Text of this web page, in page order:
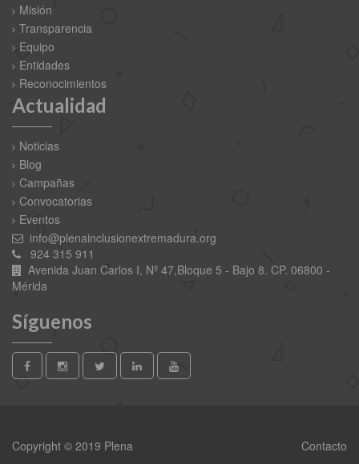
Misión
Transparencia
Equipo
Entidades
Reconocimientos
Actualidad
Noticias
Blog
Campañas
Convocatorias
Eventos
info@plenainclusionextremadura.org
924 315 911
Avenida Juan Carlos I, Nº 47,Bloque 5 - Bajo 8. CP. 06800 -
Mérida
Síguenos
Copyright © 2019 Plena
Contacto